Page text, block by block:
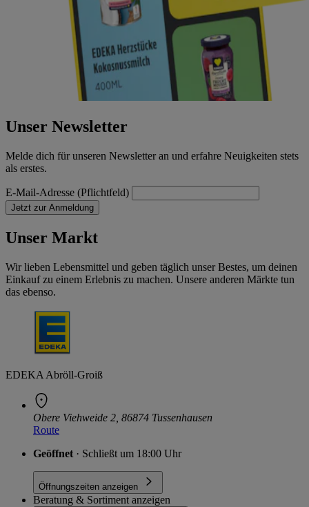
Unser Newsletter
Melde dich für unseren Newsletter an und erfahre Neuigkeiten stets
als erstes.
E-Mail-Adresse (Pflichtfeld)
Jetzt zur Anmeldung
Unser Markt
Wir lieben Lebensmittel und geben täglich unser Bestes, um deinen
Einkauf zu einem Erlebnis zu machen. Unsere anderen Märkte tun
das ebenso.
EDEKA Abröll-Groiß
Obere Viehweide 2, 86874 Tussenhausen
Route
Geöffnet · Schließt um 18:00 Uhr
Öffnungszeiten anzeigen
Beratung & Sortiment anzeigen